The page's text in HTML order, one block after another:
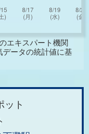
エキスパート機関
データの統計値に基
ット